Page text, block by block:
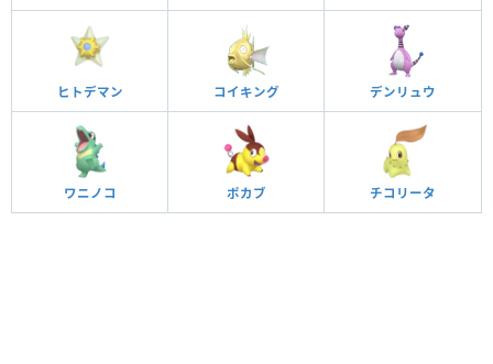
ヒトデマン コイキング デンリュウ
ワニノコ ポカブ チコリータ